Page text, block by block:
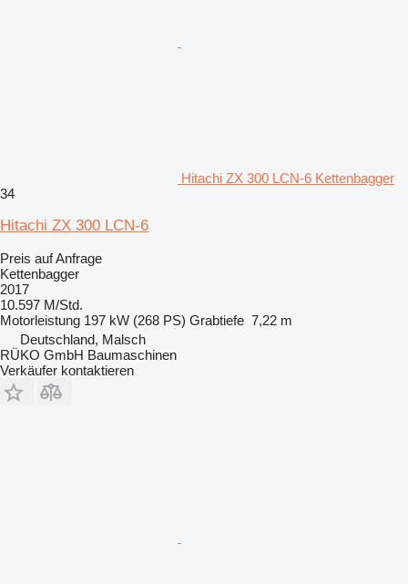
Hitachi ZX 300 LCN-6 Kettenbagger
34
Hitachi ZX 300 LCN-6
Preis auf Anfrage
Kettenbagger
2017
10.597 M/Std.
Motorleistung 197 kW (268 PS) Grabtiefe 7,22 m
Deutschland, Malsch
RÜKO GmbH Baumaschinen
Verkäufer kontaktieren